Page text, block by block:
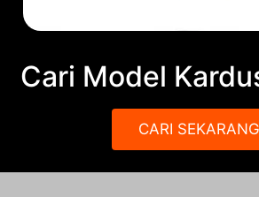
Cari Model
CARI SEKARANG